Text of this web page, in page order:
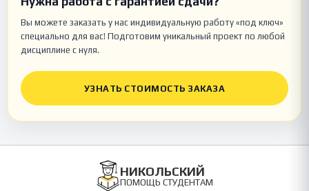
Вы можете заказать у нас индивидуальную работу «под ключ»
специально для вас! Подготовим уникальный проект по любой
дисциплине с нуля.
УЗНАТЬ СТОИМОСТЬ ЗАКАЗА
НИКОЛЬСКИЙ
ПОМОЩЬ СТУДЕНТАМ